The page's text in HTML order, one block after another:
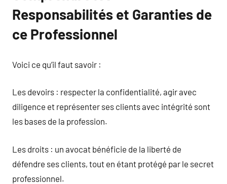
Responsabilités et Garanties de
ce Professionnel
Voici ce qu’il faut savoir :
Les devoirs : respecter la confidentialité, agir avec
diligence et représenter ses clients avec intégrité sont
les bases de la profession.
Les droits : un avocat bénéficie de la liberté de
défendre ses clients, tout en étant protégé par le secret
professionnel.